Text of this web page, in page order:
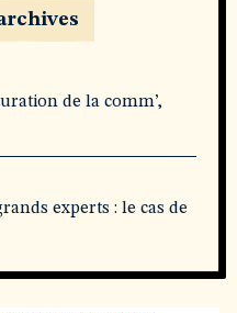
de la comm’,
experts : le cas de